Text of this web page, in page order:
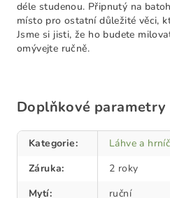
déle studenou. Připnutý na
místo pro ostatní důležité věci,
Jsme si jisti, že ho budete
omývejte ručně.
Doplňkové parametry
Kategorie:
Láhve a
Záruka:
2 roky
Mytí:
ruční